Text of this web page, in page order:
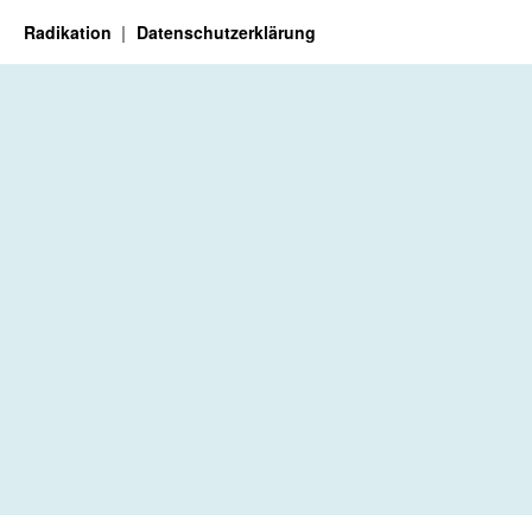
Radikation Datenschutzerklärung